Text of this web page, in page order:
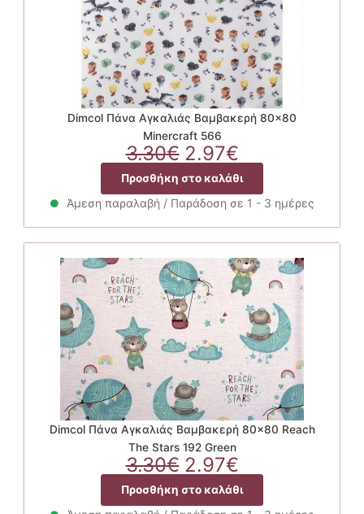
Dimcol Πάνα Αγκαλιάς Βαμβακερή 80×80
Minercraft 566
3.30€ Original
price
was:
3.30€.
2.97€Η
τρέχουσα
τιμή
είναι:
2.97€.
Προσθήκη στο καλάθι
Άμεση παραλαβή / Παράδοση σε 1 - 3 ημέρες
Dimcol Πάνα Αγκαλιάς Βαμβακερή 80×80 Reach
The Stars 192 Green
3.30€ Original
price
was:
2.97€Η
τρέχουσα
τιμή
Προσθήκη στο καλάθι